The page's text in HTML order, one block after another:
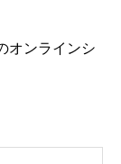
オンラインシ